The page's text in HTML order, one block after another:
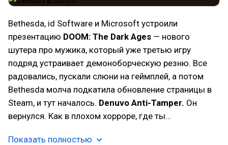
Bethesda, id Software и Microsoft устроили
презентацию DOOM: The Dark Ages — нового
шутера про мужика, который уже третью игру
подряд устраивает демоноборческую резню. Все
радовались, пускали слюни на геймплей, а потом
Bethesda молча подкатила обновление страницы в
Steam, и тут началось. Denuvo Anti-Tamper. Он
вернулся. Как в плохом хорроре, где ты…
Показать полностью